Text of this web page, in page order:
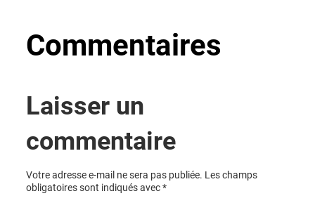
Commentaires
Laisser un
commentaire
Votre adresse e-mail ne sera pas publiée. Les champs
obligatoires sont indiqués avec*